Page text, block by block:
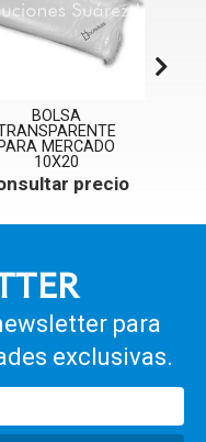
BOLSA
PARA MERCADO
10X20
precio
para
exclusivas.